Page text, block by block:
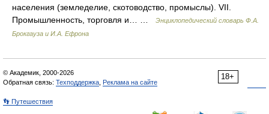
населения (земледелие, скотоводство, промыслы). VII.
Промышленность, торговля и… …
Энциклопедический словарь Ф.А.
Брокгауза и И.А. Ефрона
18+
© Академик, 2000-2026
Обратная связь: Техподдержка Реклама на сайте
👣 Путешествия